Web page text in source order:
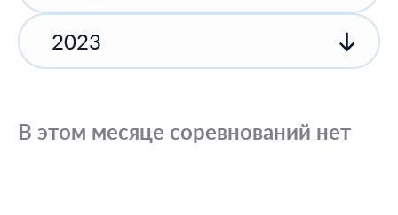
2023
В этом месяце соревнований нет